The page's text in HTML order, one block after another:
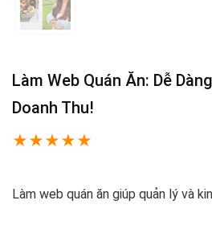
Làm Web Quán Ăn: Dễ
Doanh Thu!
★★★★★
Làm web quán ăn giúp quản lý và